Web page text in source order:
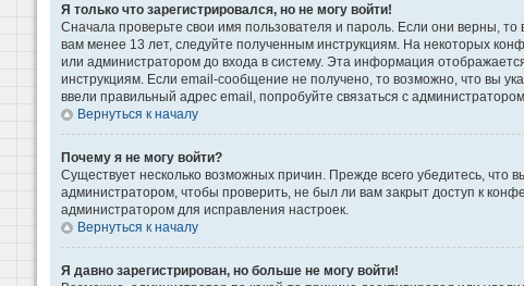
Я только что зарегистрировался, но не могу войти!
Сначала проверьте свои имя пользователя и пароль. Если они верны,
вам менее 13 лет, следуйте полученным инструкциям. На некоторых
или администратором до входа в систему. Эта информация
инструкциям. Если email-сообщение не получено, то возможно, что вы
ввели правильный адрес email, попробуйте связаться с администратором.
Вернуться к началу
Почему я не могу войти?
Существует несколько возможных причин. Прежде всего убедитесь,
администратором, чтобы проверить, не был ли вам закрыт доступ к
администратором для исправления настроек.
Вернуться к началу
Я давно зарегистрирован, но больше не могу войти!